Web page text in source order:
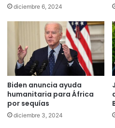
diciembre 6, 2024
Biden anuncia ayuda
humanitaria para África
por sequías
diciembre 3, 2024